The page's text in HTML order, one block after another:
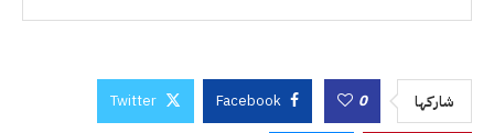
شاركها 0
Facebook
Twitter